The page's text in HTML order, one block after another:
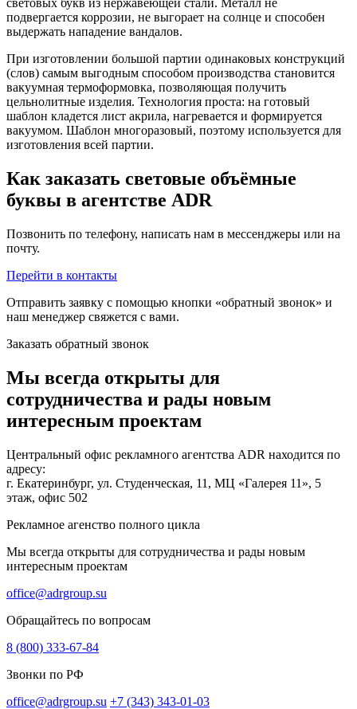
световых букв из нержавеющей стали. Металл не
подвергается коррозии, не выгорает на солнце и способен
выдержать нападение вандалов.
При изготовлении большой партии одинаковых конструкций
(слов) самым выгодным способом производства становится
вакуумная термоформовка, позволяющая получить
цельнолитные изделия. Технология проста: на готовый
шаблон кладется лист акрила, нагревается и формируется
вакуумом. Шаблон многоразовый, поэтому используется для
изготовления всей партии.
Как заказать световые объёмные
буквы в агентстве ADR
Позвонить по телефону, написать нам в мессенджеры или на
почту.
Перейти в контакты
Отправить заявку с помощью кнопки «обратный звонок» и
наш менеджер свяжется с вами.
Заказать обратный звонок
Мы всегда открыты для
сотрудничества и рады новым
интересным проектам
Центральный офис рекламного агентства ADR находится по
адресу:
г. Екатеринбург, ул. Студенческая, 11, МЦ «Галерея 11», 5
этаж, офис 502
Рекламное агенство полного цикла
Мы всегда открыты для сотрудничества и рады новым
интересным проектам
office@adrgroup.su
Обращайтесь по вопросам
8 (800) 333-67-84
Звонки по РФ
office@adrgroup.su +7 (343) 343-01-03